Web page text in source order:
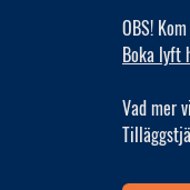
OBS!
Boka lyft
Vad mer